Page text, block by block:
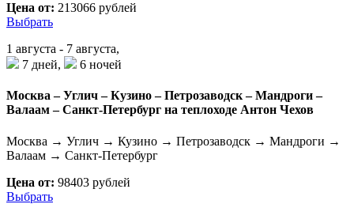
Цена от: 213066 рублей
Выбрать
1 августа - 7 августа,
7 дней,
6 ночей
Москва – Углич – Кузино – Петрозаводск – Мандроги –
Валаам – Санкт-Петербург на теплоходе Антон Чехов
Москва → Углич → Кузино → Петрозаводск → Мандроги →
Валаам → Санкт-Петербург
Цена от: 98403 рублей
Выбрать